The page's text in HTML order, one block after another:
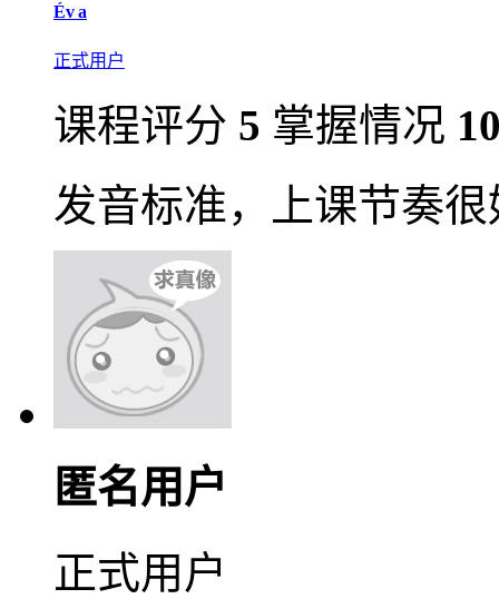
Év a
正式用户
课程评分 5 掌握情况
发音标准，上课节奏很
匿名用户
正式用户